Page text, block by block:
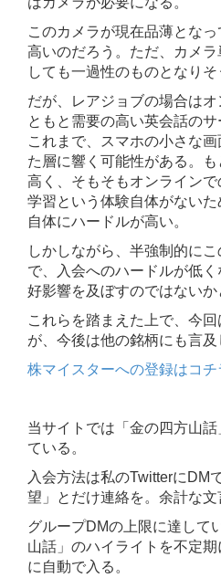
このカメラが現在品薄とな
高いのだろう。ただ、カメ
しても一過性のものとなりそ
だが、レアジョブの場合は
ともと需要の高い英会話のサ
これまで、スマホの小さな
た層に響く可能性がある。
高く、そもそもオンライン
学習という体験自体がない
自体にハードルが高い。
しかしながら、半強制的に
で、入会へのハードルが低
好影響を及ぼすのではないか
これらを踏まえた上で、今
が、今後は他の銘柄にも言及
株マイスターへの登録はコチ
当サイトでは「金の四方山
ている。
入会方法は私のTwitterにDM
望」とだけ連絡を。余計な文
グループDMの上限に達して
山話」のハイライトを不定期
に自動で入る。